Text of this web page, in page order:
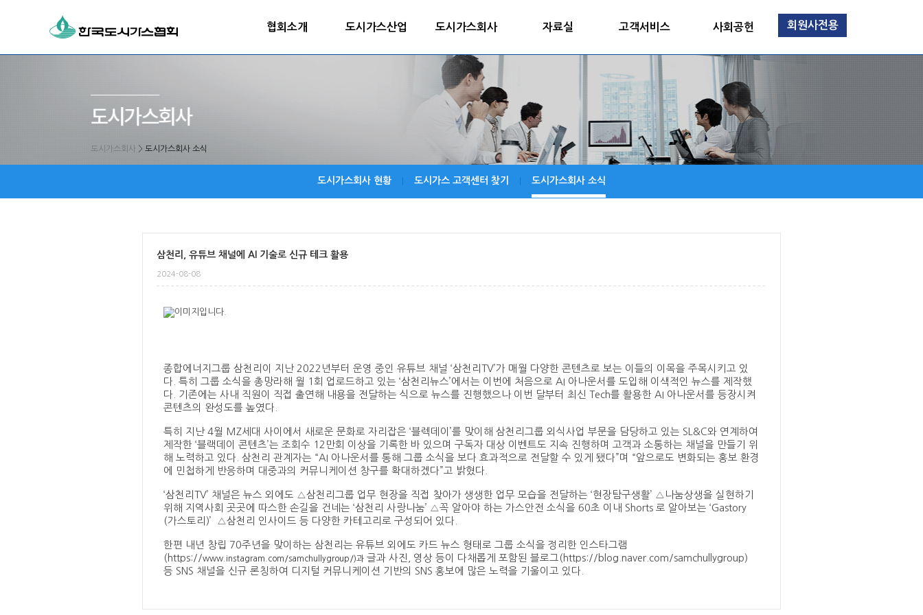
협회소개 도시가스산업 도시가스회사 자료실 고객서비스 사회공헌 회원사전용
도시가스회사 > 도시가스회사 소식
도시가스회사 현황 도시가스 고객센터 찾기 도시가스회사 소식
삼천리, 유튜브 채널에 AI 기술로 신규 테크 활용
2024-08-08
종합에너지그룹 삼천리이 지난 2022년부터 운영 중인 유튜브 채널 ‘삼천리TV’가 매월 다양한 콘텐츠로 보는 이들의 이목을 주목시키고 있
다. 특히 그룹 소식을 총망라해 월 1회 업로드하고 있는 ‘삼천리뉴스’에서는 이번에 처음으로 AI 아나운서를 도입해 이색적인 뉴스를 제작했
다. 기존에는 사내 직원이 직접 출연해 내용을 전달하는 식으로 뉴스를 진행했으나 이번 달부터 최신 Tech를 활용한 AI 아나운서를 등장시켜
콘텐츠의 완성도를 높였다.
특히 지난 4월 MZ세대 사이에서 새로운 문화로 자리잡은 ‘블렉데이’를 맞이해 삼천리그룹 외식사업 부문을 담당하고 있는 SL&C와 연계하여
제작한 ‘블랙데이 콘텐츠’는 조회수 12만회 이상을 기록한 바 있으며 구독자 대상 이벤트도 지속 진행하며 고객과 소통하는 채널을 만들기 위
해 노력하고 있다. 삼천리 관계자는 “AI 아나운서를 통해 그룹 소식을 보다 효과적으로 전달할 수 있게 됐다”며 “앞으로도 변화되는 홍보 환경
에 민첩하게 반응하며 대중과의 커뮤니케이션 창구를 확대하겠다”고 밝혔다.
‘삼천리TV’ 채널은 뉴스 외에도 △삼천리그룹 업무 현장을 직접 찾아가 생생한 업무 모습을 전달하는 ‘현장탐구생활’ △나눔상생을 실현하기
위해 지역사회 곳곳에 따스한 손길을 건네는 ‘삼천리 사랑나눔’ △꼭 알아야 하는 가스안전 소식을 60초 이내 Shorts 로 알아보는 ‘Gastory
(가스토리)’ △삼천리 인사이드 등 다양한 카테고리로 구성되어 있다.
한편 내년 창립 70주년을 맞이하는 삼천리는 유튜브 외에도 카드 뉴스 형태로 그룹 소식을 정리한 인스타그램
(https://www.instagram.com/samchullygroup/)과 글과 사진, 영상 등이 다채롭게 포함된 블로그(https://blog.naver.com/samchullygroup)
등 SNS 채널을 신규 론칭하여 디지털 커뮤니케이션 기반의 SNS 홍보에 많은 노력을 기울이고 있다.